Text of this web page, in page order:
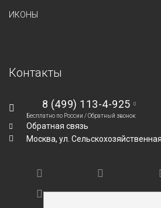
ИКОНЫ
Контакты
8 (499) 113-4-925
Бесплатно по России /Обратный звонок
Обратная связь
Москва, ул.